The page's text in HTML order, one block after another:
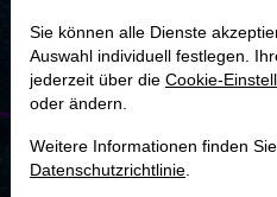
MONKEY-
Mit 41.9 % Wahrscheinlichkeit wird
Sie können alle Dienste
Auswahl individuell festlegen.
jederzeit über die Cookie-
oder ändern.
Weitere Informationen finden
Datenschutzrichtlinie.